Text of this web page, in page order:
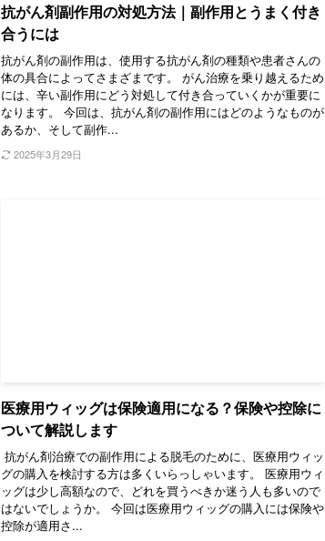
抗がん剤副作用の対処方法｜副作用とうまく付き
合うには
抗がん剤の副作用は、使用する抗がん剤の種類や患者さんの
体の具合によってさまざまです。 がん治療を乗り越えるため
には、辛い副作用にどう対処して付き合っていくかが重要に
なります。 今回は、抗がん剤の副作用にはどのようなものが
あるか、そして副作...
2025年3月29日
医療用ウィッグは保険適用になる？保険や控除に
ついて解説します
抗がん剤治療での副作用による脱毛のために、医療用ウィッ
グの購入を検討する方は多くいらっしゃいます。 医療用ウィ
ッグは少し高額なので、どれを買うべきか迷う人も多いので
はないでしょうか。 今回は医療用ウィッグの購入には保険や
控除が適用さ...